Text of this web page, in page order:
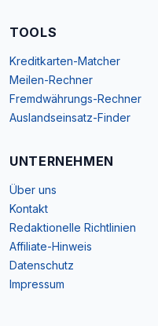
TOOLS
Kreditkarten-Matcher
Meilen-Rechner
Fremdwährungs-Rechner
Auslandseinsatz-Finder
UNTERNEHMEN
Über uns
Kontakt
Redaktionelle Richtlinien
Affiliate-Hinweis
Datenschutz
Impressum